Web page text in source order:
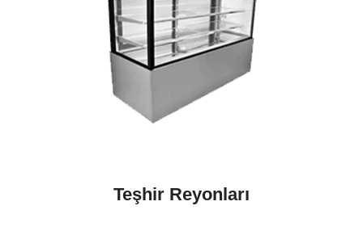
Teşhir Reyonları